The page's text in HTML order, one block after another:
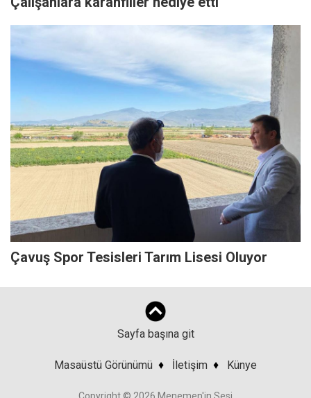
Çavuş Spor Tesisleri Tarım Lisesi Oluyor
Sayfa başına git
Masaüstü Görünümü ♦ İletişim ♦ Künye